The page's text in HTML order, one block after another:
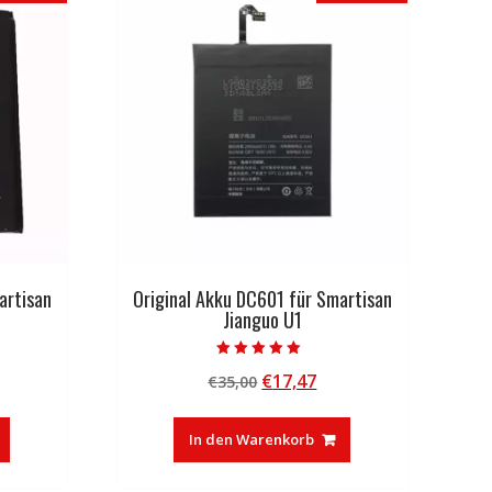
Original Akku DC601 für Smartisan
Jianguo U1
5.00
von 5
€35,00 Ursprünglicher
war:
€35,00
€17,47Aktueller
ist:
€17,47.
In den Warenkorb